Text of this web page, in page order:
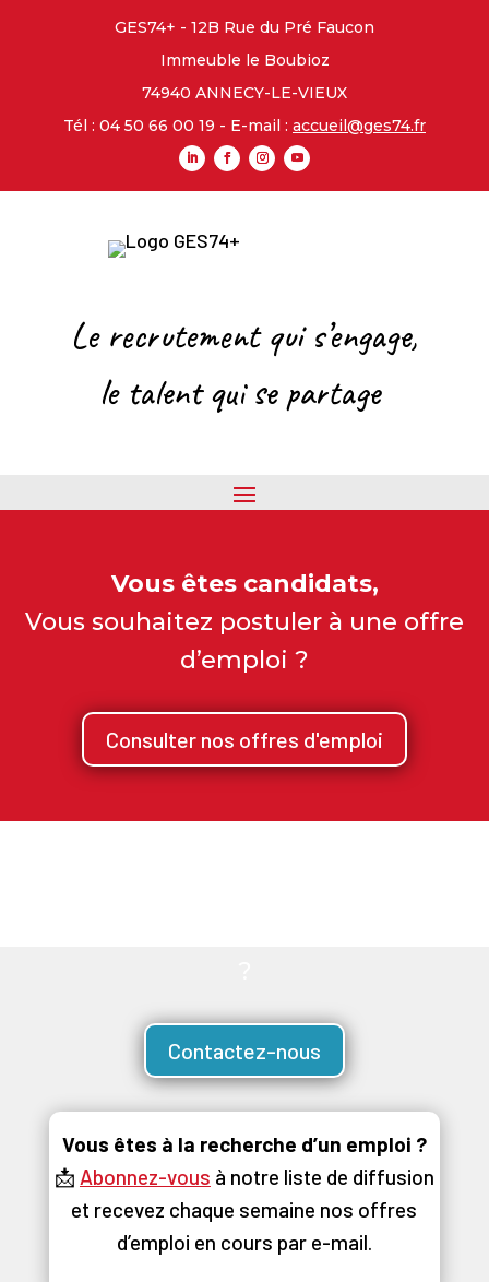
GES74+ - 12B Rue du Pré Faucon
Immeuble le Boubioz
74940 ANNECY-LE-VIEUX
Tél : 04 50 66 00 19 - E-mail : accueil@ges74.fr
Le recrutement qui s’engage,
le talent qui se partage
Vous êtes candidats,
Vous souhaitez postuler à une offre
d’emploi ?
Consulter nos offres d'emploi
Contactez-nous
Vous êtes à la recherche d’un emploi ?
📩 Abonnez-vous à notre liste de diffusion
et recevez chaque semaine nos offres
d’emploi en cours par e-mail.